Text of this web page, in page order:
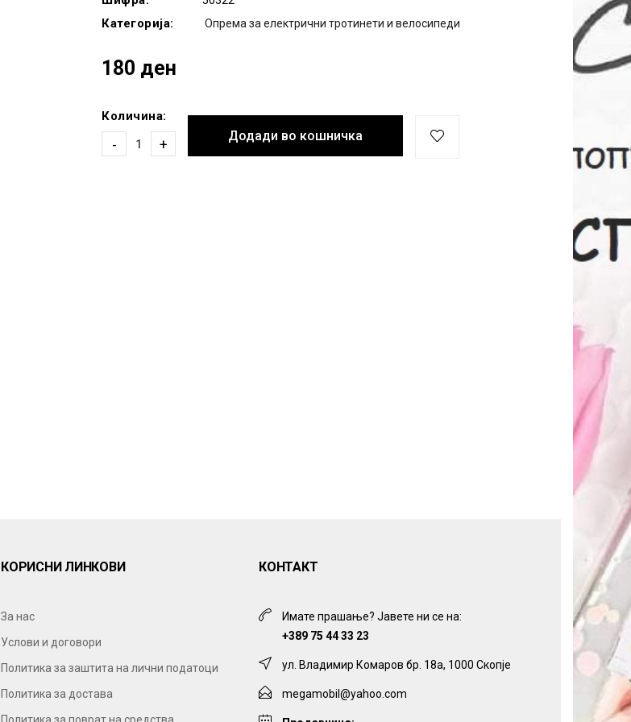
Категорија: Опрема за електрични тротинети и велосипеди
180 ден
Количина:
- +
Додади во кошничка
КОРИСНИ ЛИНКОВИ
За нас
Услови и договори
Политика за заштита на лични податоци
Политика за достава
КОНТАКТ
Имате прашање? Јавете ни се на:
+389 75 44 33 23
ул. Владимир Комаров бр. 18а, 1000 Скопје
megamobil@yahoo.com